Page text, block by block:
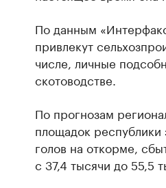
По данным
привлекут
числе, личные
скотоводстве.
По прогнозам
площадок республики
голов на откорме,
с 37,4 тысячи до 55,5